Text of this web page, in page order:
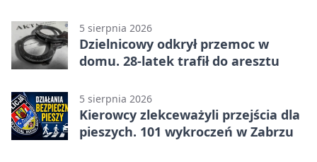
5 sierpnia 2026
Dzielnicowy odkrył przemoc w
domu. 28-latek trafił do aresztu
5 sierpnia 2026
Kierowcy zlekceważyli przejścia dla
pieszych. 101 wykroczeń w Zabrzu